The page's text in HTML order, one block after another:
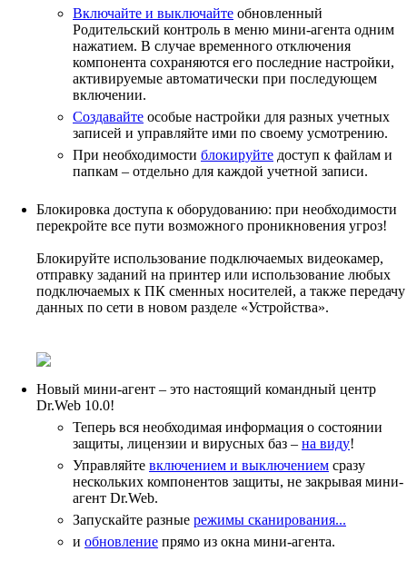
Включайте и выключайте обновленный
Родительский контроль в меню мини-агента одним
нажатием. В случае временного отключения
компонента сохраняются его последние настройки,
активируемые автоматически при последующем
включении.
Создавайте особые настройки для разных учетных
записей и управляйте ими по своему усмотрению.
При необходимости блокируйте доступ к файлам и
папкам – отдельно для каждой учетной записи.
Блокировка доступа к оборудованию: при необходимости
перекройте все пути возможного проникновения угроз!
Блокируйте использование подключаемых видеокамер,
отправку заданий на принтер или использование любых
подключаемых к ПК сменных носителей, а также передачу
данных по сети в новом разделе «Устройства».
Новый мини-агент – это настоящий командный центр
Dr.Web 10.0!
Теперь вся необходимая информация о состоянии
защиты, лицензии и вирусных баз – на виду!
Управляйте включением и выключением сразу
нескольких компонентов защиты, не закрывая мини-
агент Dr.Web.
Запускайте разные режимы сканирования...
и обновление прямо из окна мини-агента.